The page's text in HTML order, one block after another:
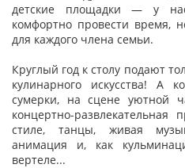
детские площадки — у
комфортно провести время,
для каждого члена семьи.
Круглый год к столу подают
кулинарного искусства! А
сумерки, на сцене уютной
концертно-
стиле, танцы, живая
анимация и, как
вертеле...